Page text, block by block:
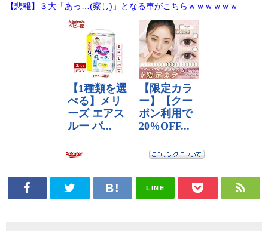
【悲報】３大「あっ…(察し)」となる車がこちらｗｗｗｗｗｗ
LINE